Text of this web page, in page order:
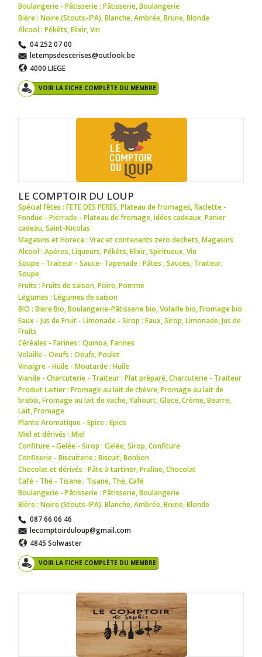
Boulangerie - Pâtisserie : Pâtisserie,Boulangerie
Bière : Noire (Stouts-IPA),Blanche,Ambrée,Brune,Blonde
Alcool : Pékèts,Elixir,Vin
04 252 07 00
letempsdescerises@outlook.be
4000 LIEGE
VOIR LA FICHE COMPLÈTE DU MEMBRE
LE COMPTOIR DU LOUP
Spécial fêtes : FETE DES PERES,Plateau de fromages,Raclette -
Fondue - Pierrade - Plateau de fromage,idées cadeaux,Panier
cadeau,Saint-Nicolas
Magasins et Horeca : Vrac et contenants zero dechets,Magasins
Alcool : Apéros,Liqueurs,Pékèts,Elixir,Spiritueux,Vin
Soupe - Traiteur - Sauce- Tapenade : Pâtes ,Sauces, Traiteur,
Soupe
Fruits : Fruits de saison,Poire,Pomme
Légumes : Légumes de saison
BIO : Biere Bio,Boulangerie-Pâtisserie bio,Volaille bio,Fromage bio
Eaux - Jus de Fruit - Limonade - Sirop : Eaux,Sirop,Limonade,Jus de
Fruits
Céréales - Farines : Quinoa,Farines
Volaille - Oeufs : Oeufs,Poulet
Vinaigre - Huile - Moutarde : Huile
Viande - Charcuterie - Traiteur : Plat préparé,Charcuterie - Traiteur
Produit Laitier : Fromage au lait de chèvre,Fromage au lait de
brebis,Fromage au lait de vache,Yahourt,Glace,Crème,Beurre,
Lait,Fromage
Plante Aromatique - Epice : Epice
Miel et dérivés : Miel
Confiture - Gelée - Sirop : Gelée,Sirop,Confiture
Confiserie - Biscuiterie : Biscuit,Bonbon
Chocolat et dérivés : Pâte à tartiner,Praline,Chocolat
Café - Thé - Tisane : Tisane, Thé,Café
Boulangerie - Pâtisserie : Pâtisserie,Boulangerie
Bière : Noire (Stouts-IPA),Blanche,Ambrée,Brune,Blonde
087 66 06 46
lecomptoirduloup@gmail.com
4845 Solwaster
VOIR LA FICHE COMPLÈTE DU MEMBRE